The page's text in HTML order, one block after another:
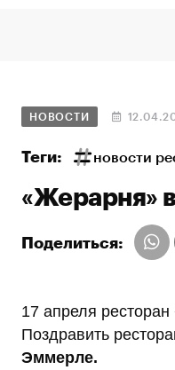
НОВОСТИ
Теги: новости
«Жерарня»
Поделиться:
17 апреля ресторан
Поздравить
Эммерле.